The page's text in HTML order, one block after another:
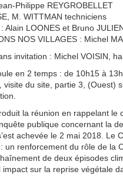
Philippe REYGROBELLET
M. WITTMAN techniciens
Alain LOONES et Bruno
NOS VILLAGES : Michel
invitation : Michel VOISIN,
en 2 temps : de 10h15 à
visite du site, partie 3, (Ouest)
la réunion en rappelant le
publique concernant la
achevée le 2 mai 2018. Le
un renforcement du rôle de la
de deux épisodes
impact sur la reprise végétale